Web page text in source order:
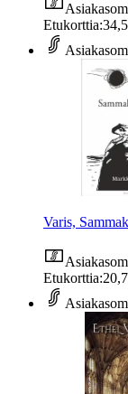
Etukorttia:
Varis,
Etukorttia: